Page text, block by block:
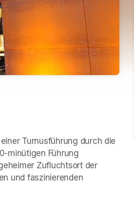
Turnusführung durch die
minütigen Führung
Zufluchtsort der
und faszinierenden